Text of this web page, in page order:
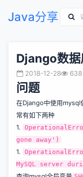
Java分享
Django数据
2018-12-28 638
问题
在Django中使用mysql
常有如下两种
1.
gone away')
1.
MySQL server